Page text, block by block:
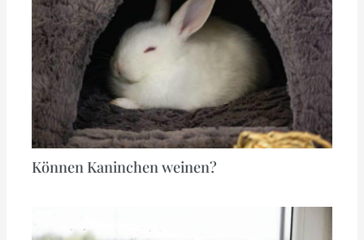
Können Kaninchen weinen?